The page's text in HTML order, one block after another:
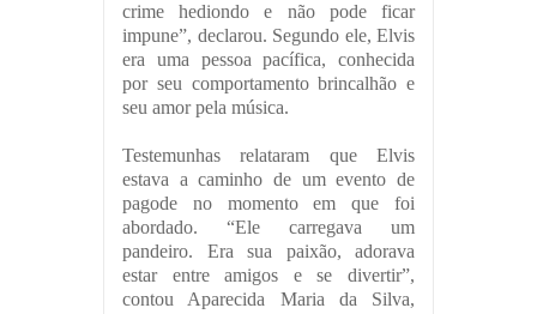
crime hediondo e não pode ficar
impune”, declarou. Segundo ele, Elvis
era uma pessoa pacífica, conhecida
por seu comportamento brincalhão e
seu amor pela música.
Testemunhas relataram que Elvis
estava a caminho de um evento de
pagode no momento em que foi
abordado. “Ele carregava um
pandeiro. Era sua paixão, adorava
estar entre amigos e se divertir”,
contou Aparecida Maria da Silva,